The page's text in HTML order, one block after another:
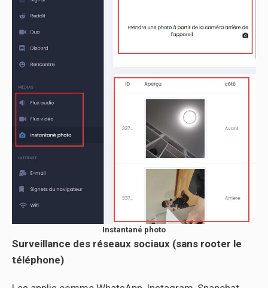
Instantané photo
Surveillance des réseaux sociaux (sans rooter le
téléphone)